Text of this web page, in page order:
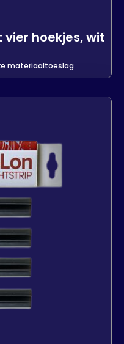
vier hoekjes, wit
materiaaltoeslag.
vier hoekjes, wit